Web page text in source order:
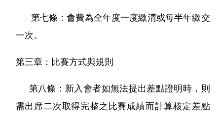
第七條：會費為全年度一度繳清或每半年繳交
一次。
第三章：比賽方式與規則
第八條：新入會者如無法提出差點證明時，則
需出席二次取得完整之比賽成績而計算核定差點